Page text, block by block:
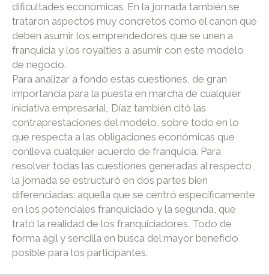
dificultades económicas. En la jornada también se
trataron aspectos muy concretos como el canon que
deben asumir los emprendedores que se unen a
franquicia y los royalties a asumir con este modelo
de negocio.
Para analizar a fondo estas cuestiones, de gran
importancia para la puesta en marcha de cualquier
iniciativa empresarial, Díaz también citó las
contraprestaciones del modelo, sobre todo en lo
que respecta a las obligaciones económicas que
conlleva cualquier acuerdo de franquicia. Para
resolver todas las cuestiones generadas al respecto,
la jornada se estructuró en dos partes bien
diferenciadas: aquella que se centró específicamente
en los potenciales franquiciado y la segunda, que
trató la realidad de los franquiciadores. Todo de
forma ágil y sencilla en busca del mayor beneficio
posible para los participantes.